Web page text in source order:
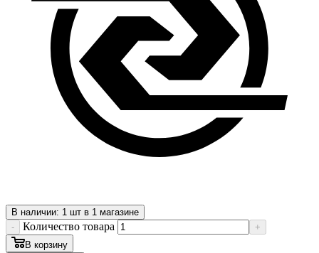
В наличии: 1 шт в 1 магазине
-
Количество товара
+
В корзину